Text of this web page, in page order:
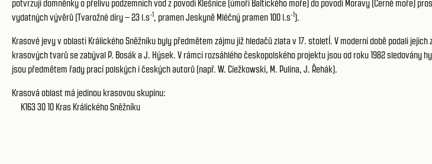
potvrzují domněnky o přelivu podzemních vod z povodí Klešnice (úmoří Baltického moře) do povodí Moravy (Černé moře)
vydatných vývěrů (Tvarožné díry – 23 l.s-1, pramen Jeskyně Mléčný pramen 100 l.s-1).
Krasové jevy v oblasti Králického Sněžníku byly předmětem zájmu již hledačů zlata v 17. stoletÍ. V moderní době podali
krasových tvarů se zabýval P. Bosák a J. Hýsek. V rámci rozsáhlého českopolského projektu jsou od roku 1982
jsou předmětem řady prací polských i českých autorů (např. W. Ciežkowski, M. Pulina, J. Řehák).
Krasová oblast má jedinou krasovou skupinu:
K163 30 10 Kras Králického Sněžníku